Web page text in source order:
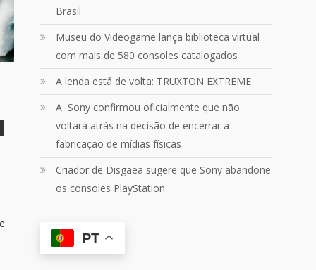
Quebrando o Controle @qocoficial
Confira em nosso site o mais
recente REVIEW de Skull & Bones.
Mais em:
1 1 Twitter
Brasil
Museu do Videogame lança biblioteca virtual
com mais de 580 consoles catalogados
A lenda está de volta: TRUXTON EXTREME
A Sony confirmou oficialmente que não
voltará atrás na decisão de encerrar a
fabricação de mídias físicas
Criador de Disgaea sugere que Sony abandone
os consoles PlayStation
PT